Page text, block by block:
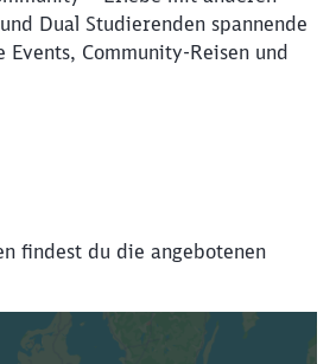
Dual Studierenden spannende
Events, Community-Reisen und
findest du die angebotenen